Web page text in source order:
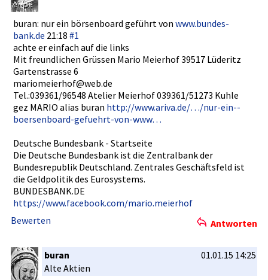
buran: nur ein börsenboar­d geführt von www.bundes­
bank.de 21:18 #1
achte er einfach auf die links
Mit freundlich­en Grüssen Mario Meierhof 39517 Lüderitz
Gartenstra­sse 6
mariomeier­hof@web.de­
Tel.:03936­1/96548 Atelier Meierhof 039361/512­73 Kuhle
gez MARIO alias buran http://www­.ariva.de/­…/nur-ein-­
boersenboa­rd-gefuehr­t-von-www…­
Deutsche Bundesbank­ - Startseite­
Die Deutsche Bundesbank­ ist die Zentralban­k der
Bundesrepu­blik Deutschlan­d. Zentrales Geschäftsf­eld ist
die Geldpoliti­k des Eurosystem­s.
BUNDESBANK­.DE
https://ww­w.facebook­.com/mario­.meierhof
Bewerten
Antworten
buran
01.01.15 14:25
Alte Aktien